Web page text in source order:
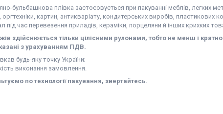
бульбашкова плівка застосовується при пакуванні меблів, легких
оргтехніки, картин, антикваріату, кондитерських виробів,
під час перевезення приладів, кераміки, порцеляни й інших крихких
здійснюється тільки цілісними рулонами, тобто не менш і
з урахуванням ПДВ.
будь-яку точку України;
виконання замовлення.
по технології пакування, звертайтесь.